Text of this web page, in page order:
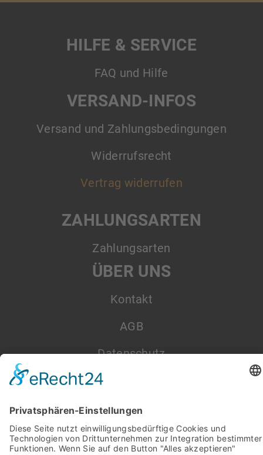
HILFE & SERVICE
FAQ und Hilfe
VERSAND-INFOS
Versand und Zahlungsbedingungen
Widerrufsrecht
Vertrag widerrufen
ZAHLUNGSARTEN
Zahlungsarten
ÜBER UNS
Kontakt
AGB
Datenschutz
Impressum